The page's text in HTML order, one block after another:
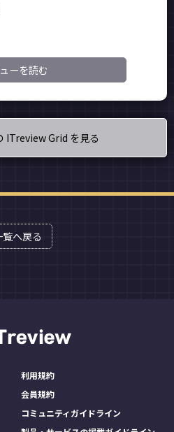
ーを読む
ITreview Grid を見る
覧へ戻る
利用規約
会員規約
コミュニティガイドライン